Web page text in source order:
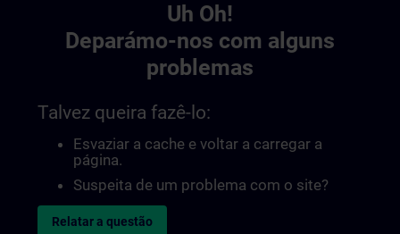
Uh Oh!
Deparámo-nos com alguns
problemas
Talvez queira fazê-lo:
Esvaziar a cache e voltar a carregar a
página.
Suspeita de um problema com o site?
Relatar a questão